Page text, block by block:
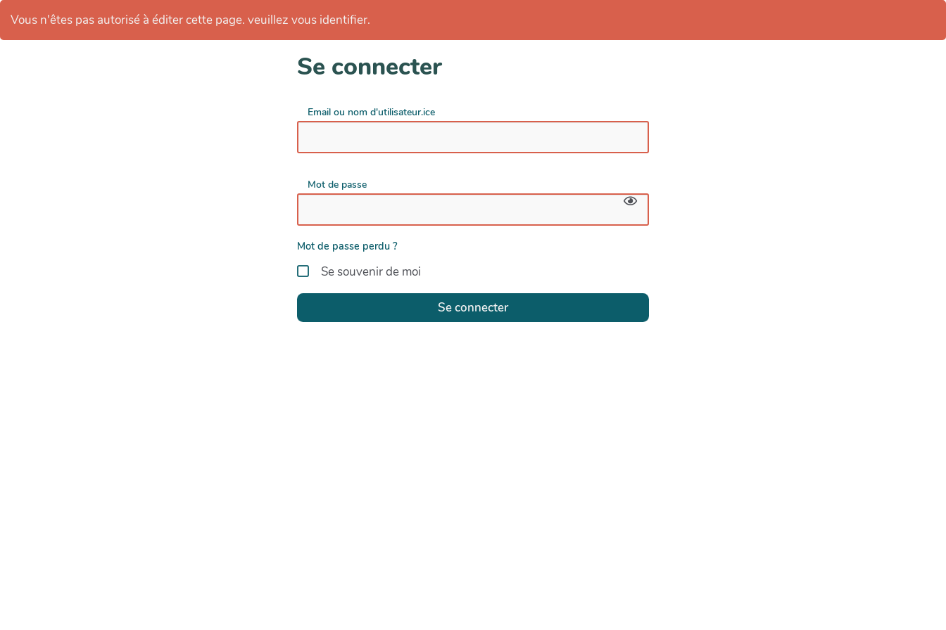
Vous n'êtes pas autorisé à éditer cette page. veuillez vous identifier.
Se connecter
Email ou nom d'utilisateur.ice
Mot de passe
Mot de passe perdu ?
Se souvenir de moi
Se connecter